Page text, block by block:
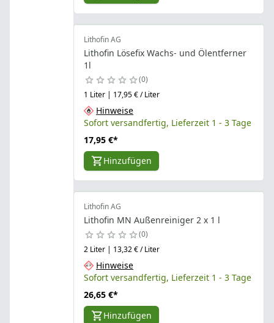
Lithofin AG
Lithofin Lösefix Wachs- und Ölentferner
1l
0
1 Liter | 17,95 € / Liter
Hinweise
Sofort versandfertig, Lieferzeit 1 - 3 Tage
17,95 €*
Hinzufügen
Lithofin AG
Lithofin MN Außenreiniger 2 x 1 l
0
2 Liter | 13,32 € / Liter
Hinweise
Sofort versandfertig, Lieferzeit 1 - 3 Tage
26,65 €*
Hinzufügen